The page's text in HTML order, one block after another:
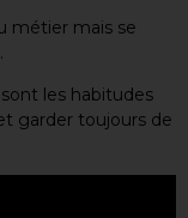
métier mais se
les habitudes
garder toujours de